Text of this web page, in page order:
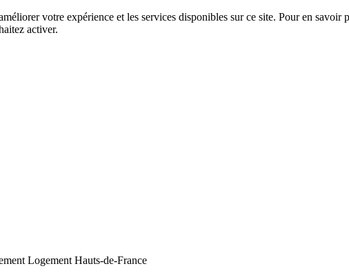
votre expérience et les services disponibles sur ce site. Pour en
activer.
Logement Hauts-de-France